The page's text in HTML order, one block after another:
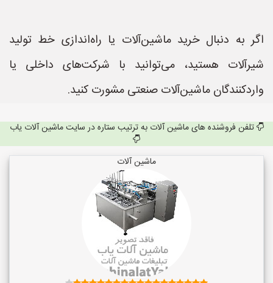
اگر به دنبال خرید ماشین‌آلات یا راه‌اندازی خط تولید
شیرآلات هستید، می‌توانید با شرکت‌های داخلی یا
واردکنندگان ماشین‌آلات صنعتی مشورت کنید.
تلفن فروشنده های ماشین آلات به ترتیب ستاره در سایت ماشین آلات یاب
ماشین آلات